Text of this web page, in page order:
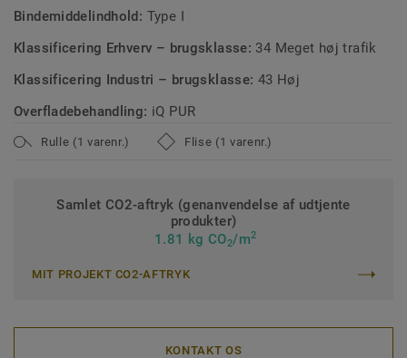
Bindemiddelindhold: Type I
Klassificering Erhverv – brugsklasse: 34 Meget høj trafik
Klassificering Industri – brugsklasse: 43 Høj
Overfladebehandling: iQ PUR
Rulle (1 varenr.) Flise (1 varenr.)
Samlet CO2-aftryk (genanvendelse af udtjente
produkter)
1.81 kg CO2/m2
MIT PROJEKT CO2-AFTRYK
KONTAKT OS